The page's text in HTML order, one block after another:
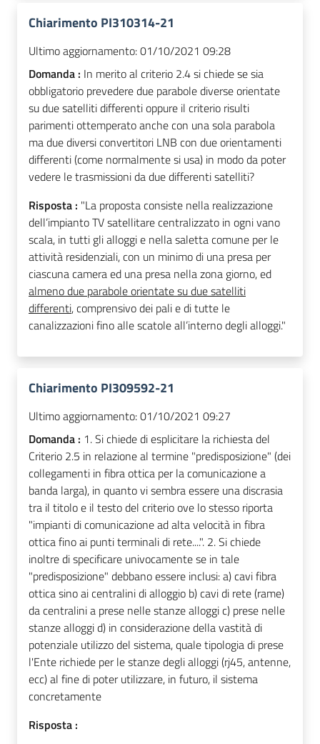
Chiarimento PI310314-21
Ultimo aggiornamento:01/10/2021 09:28
Domanda : In merito al criterio 2.4 si chiede se sia
obbligatorio prevedere due parabole diverse orientate
su due satelliti differenti oppure il criterio risulti
parimenti ottemperato anche con una sola parabola
ma due diversi convertitori LNB con due orientamenti
differenti (come normalmente si usa) in modo da poter
vedere le trasmissioni da due differenti satelliti?
Risposta : "La proposta consiste nella realizzazione
dell’impianto TV satellitare centralizzato in ogni vano
scala, in tutti gli alloggi e nella saletta comune per le
attività residenziali, con un minimo di una presa per
ciascuna camera ed una presa nella zona giorno, ed
almeno due parabole orientate su due satelliti
differenti, comprensivo dei pali e di tutte le
canalizzazioni fino alle scatole all’interno degli alloggi."
Chiarimento PI309592-21
Ultimo aggiornamento:01/10/2021 09:27
Domanda : 1. Si chiede di esplicitare la richiesta del
Criterio 2.5 in relazione al termine "predisposizione" (dei
collegamenti in fibra ottica per la comunicazione a
banda larga), in quanto vi sembra essere una discrasia
tra il titolo e il testo del criterio ove lo stesso riporta
"impianti di comunicazione ad alta velocità in fibra
ottica fino ai punti terminali di rete....". 2. Si chiede
inoltre di specificare univocamente se in tale
"predisposizione" debbano essere inclusi: a) cavi fibra
ottica sino ai centralini di alloggio b) cavi di rete (rame)
da centralini a prese nelle stanze alloggi c) prese nelle
stanze alloggi d) in considerazione della vastità di
potenziale utilizzo del sistema, quale tipologia di prese
l'Ente richiede per le stanze degli alloggi (rj45, antenne,
ecc) al fine di poter utilizzare, in futuro, il sistema
concretamente
Risposta :